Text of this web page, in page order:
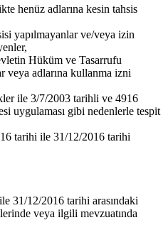
henüz adlarına kesin tahsis
yapılmayanlar ve/veya izin
Hüküm ve Tasarrufu
veya adlarına kullanma izni
ile 3/7/2003 tarihli ve 4916
uygulaması gibi nedenlerle tespit
tarihi ile 31/12/2016 tarihi
31/12/2016 tarihi arasındaki
veya ilgili mevzuatında